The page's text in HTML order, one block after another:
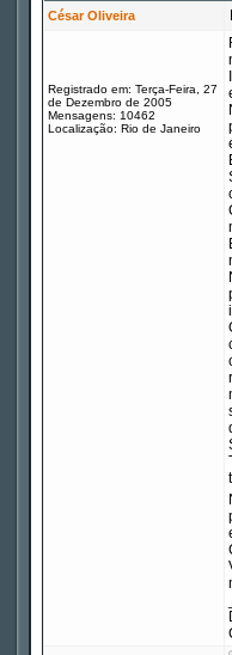
César Oliveira
Registrado em: Terça-Feira, 27
de Dezembro de 2005
Mensagens: 10462
Localização: Rio de Janeiro